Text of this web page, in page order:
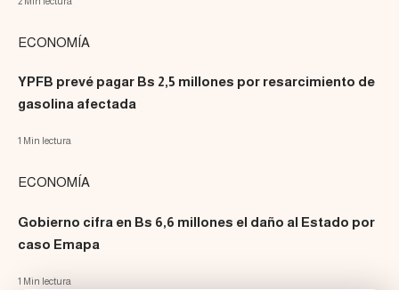
ECONOMÍA
YPFB prevé pagar Bs 2,5 millones por resarcimiento de
gasolina afectada
1 Min lectura
ECONOMÍA
Gobierno cifra en Bs 6,6 millones el daño al Estado por
caso Emapa
1 Min lectura